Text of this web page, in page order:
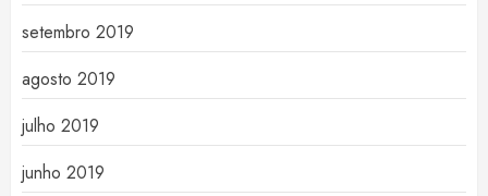
setembro 2019
agosto 2019
julho 2019
junho 2019